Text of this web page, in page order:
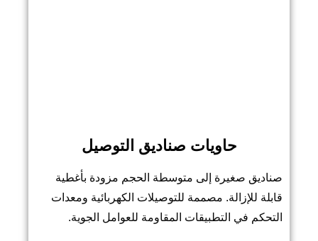
حاويات صناديق التوصيل
صناديق صغيرة إلى متوسطة الحجم مزودة بأغطية
قابلة للإزالة. مصممة للتوصيلات الكهربائية ومعدات
التحكم في التطبيقات المقاومة للعوامل الجوية.